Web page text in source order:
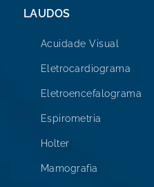
LAUDOS
Acuidade Visual
Eletrocardiograma
Eletroencefalograma
Espirometria
Holter
Mamografia